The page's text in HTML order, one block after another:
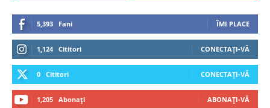
5,393 Fani ÎMI PLACE
1,124 Cititori CONECTAȚI-VĂ
0 Cititori CONECTAȚI-VĂ
1,205 Abonați ABONAȚI-VĂ